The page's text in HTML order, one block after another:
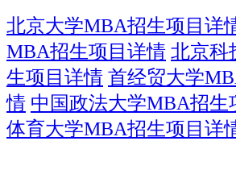
北京大学MBA招生项目详
MBA招生项目详情 北京科
生项目详情 首经贸大学
情 中国政法大学MBA招生
体育大学MBA招生项目详